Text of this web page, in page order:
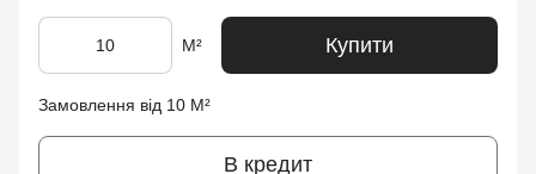
М² Купити
Замовлення від 10 М²
В кредит